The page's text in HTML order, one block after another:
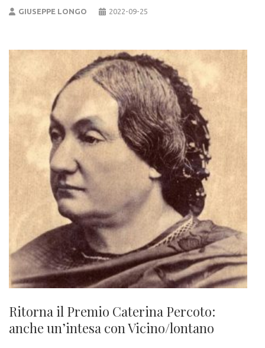
GIUSEPPE LONGO 2022-09-25
Ritorna il Premio Caterina Percoto:
anche un’intesa con Vicino/lontano